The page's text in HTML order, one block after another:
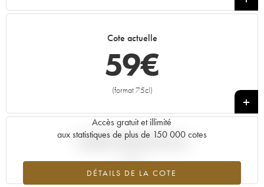
Cote actuelle
59€
(format 75cl)
+
Accès gratuit et illimité
aux statistiques de plus de 150 000 cotes
DÉTAILS DE LA COTE
Tendance actuelle de la cote